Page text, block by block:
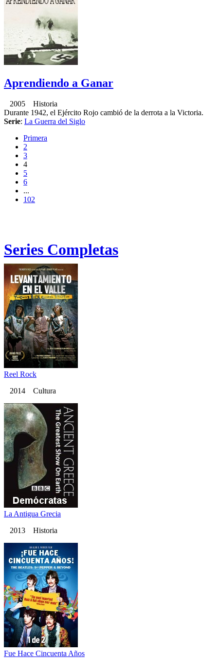
Aprendiendo a Ganar
2005 Historia
Durante 1942, el Ejército Rojo cambió de la derrota a la Victoria.
Serie: La Guerra del Siglo
Primera
2
3
4
5
6
...
102
Series Completas
Reel Rock
2014 Cultura
La Antigua Grecia
2013 Historia
Fue Hace Cincuenta Años